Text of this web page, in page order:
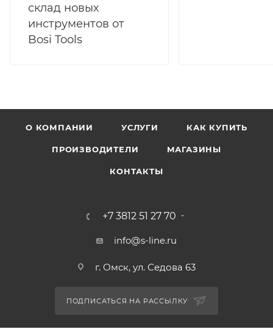
склад новых
инструментов от
Bosi Tools
О КОМПАНИИ УСЛУГИ КАК КУПИТЬ
ПРОИЗВОДИТЕЛИ МАГАЗИНЫ
КОНТАКТЫ
+7 3812 51 27 70
info@s-line.ru
г. Омск, ул. Седова 63
ПОДПИСАТЬСЯ НА РАССЫЛКУ